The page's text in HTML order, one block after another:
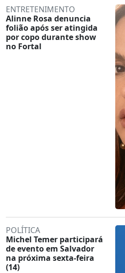
ENTRETENIMENTO
Alinne Rosa denuncia
folião após ser atingida
por copo durante show
no Fortal
POLÍTICA
Michel Temer participará
de evento em Salvador
na próxima sexta-feira
(14)